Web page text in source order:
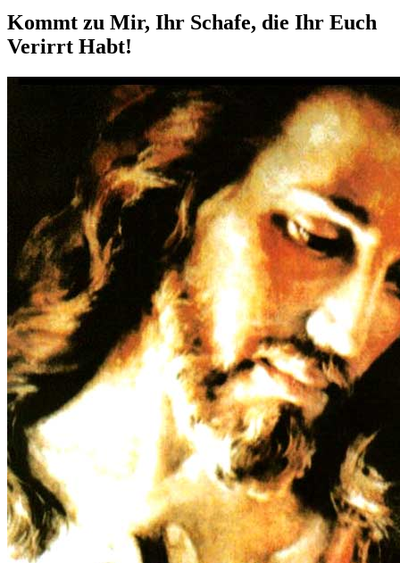
Kommt zu Mir, Ihr Schafe, die Ihr Euch
Verirrt Habt!